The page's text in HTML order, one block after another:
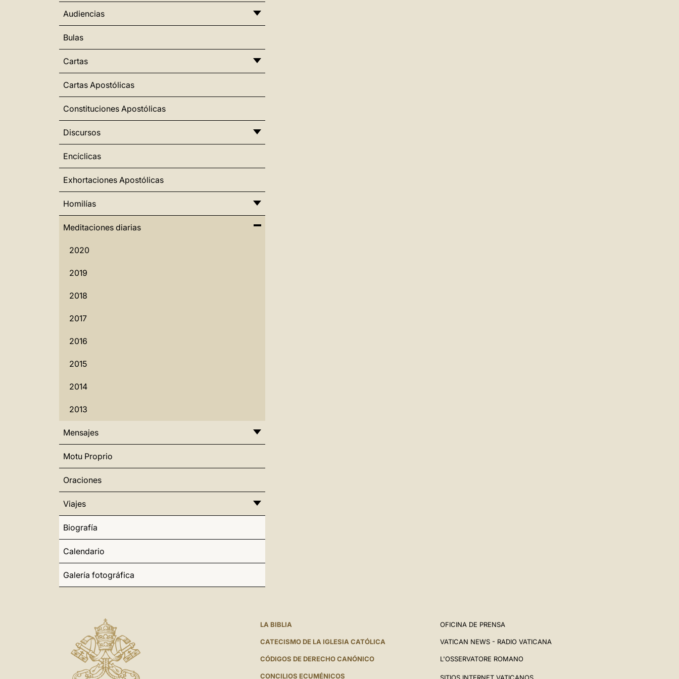
Audiencias
Bulas
Cartas
Cartas Apostólicas
Constituciones Apostólicas
Discursos
Encíclicas
Exhortaciones Apostólicas
Homilías
Meditaciones diarias
2020
2019
2018
2017
2016
2015
2014
2013
Mensajes
Motu Proprio
Oraciones
Viajes
Biografía
Calendario
Galería fotográfica
LA BIBLIA
CATECISMO DE LA IGLESIA CATÓLICA
CÓDIGOS DE DERECHO CANÓNICO
CONCILIOS ECUMÉNICOS
OFICINA DE PRENSA
VATICAN NEWS - RADIO VATICANA
L'OSSERVATORE ROMANO